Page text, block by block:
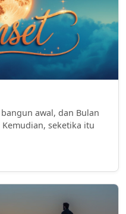
awal, dan Bulan
seketika itu